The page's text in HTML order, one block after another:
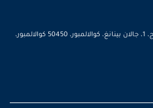
رقم 3273، الطابق 32، منارة بريستيج، 1، جالان بينانغ، كوالالمبور، 50450 كوالالمبور،